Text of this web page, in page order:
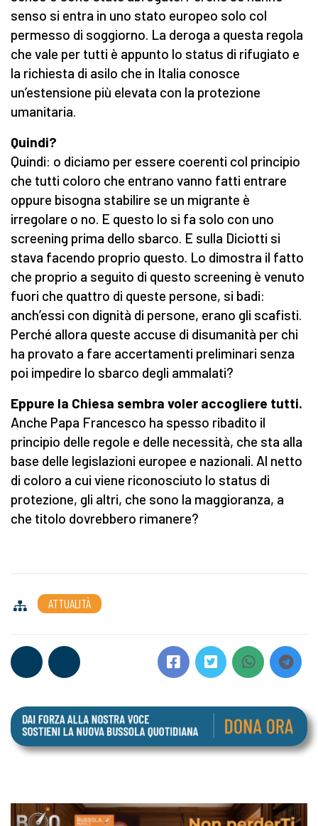
senso si entra in uno stato europeo solo col
permesso di soggiorno. La deroga a questa regola
che vale per tutti è appunto lo status di rifugiato e
la richiesta di asilo che in Italia conosce
un’estensione più elevata con la protezione
umanitaria.
Quindi?
Quindi: o diciamo per essere coerenti col principio
che tutti coloro che entrano vanno fatti entrare
oppure bisogna stabilire se un migrante è
irregolare o no. E questo lo si fa solo con uno
screening prima dello sbarco. E sulla Diciotti si
stava facendo proprio questo. Lo dimostra il fatto
che proprio a seguito di questo screening è venuto
fuori che quattro di queste persone, si badi:
anch’essi con dignità di persone, erano gli scafisti.
Perché allora queste accuse di disumanità per chi
ha provato a fare accertamenti preliminari senza
poi impedire lo sbarco degli ammalati?
Eppure la Chiesa sembra voler accogliere tutti.
Anche Papa Francesco ha spesso ribadito il
principio delle regole e delle necessità, che sta alla
base delle legislazioni europee e nazionali. Al netto
di coloro a cui viene riconosciuto lo status di
protezione, gli altri, che sono la maggioranza, a
che titolo dovrebbero rimanere?
ATTUALITÀ